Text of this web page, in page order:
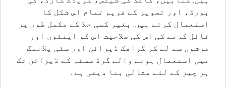
بورڈ، اور تصویر کے فریم تمام اس شکل کا
استعمال کرتے ہیں. بغیر کسی خلا کے مکمل طور پر
ٹائل کرنے کی اس کی صلاحیت اس کو اینٹوں اور
فرشوں سے لے کر گرافک ڈیزائن اور سٹی پلاننگ
میں استعمال ہونے والے گرڈ سسٹم کے ڈیزائن تک
ہر چیز کے لئے مثالی بنا دیتی ہے۔